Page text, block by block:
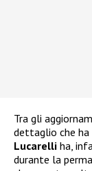
Tra gli
dettaglio che
Lucarelli ha,
durante la